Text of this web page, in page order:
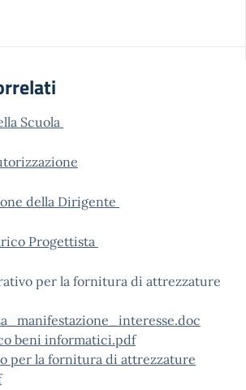
Scuola
della Dirigente
Progettista
per la fornitura di attrezzature
beni informatici.pdf
per la fornitura di attrezzature